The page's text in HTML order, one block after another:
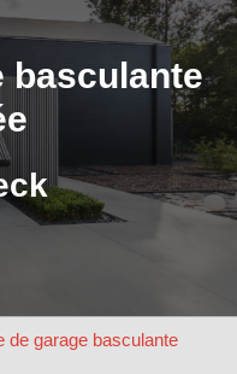
basculante
de garage basculante